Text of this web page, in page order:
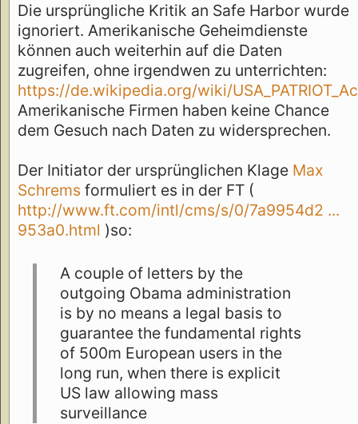
Die ursprüngliche Kritik an Safe Harbor wurde
ignoriert. Amerikanische Geheimdienste
können auch weiterhin auf die Daten
zugreifen, ohne irgendwen zu unterrichten:
https://de.wikipedia.org/wiki/
Amerikanische Firmen haben keine Chance
dem Gesuch nach Daten zu widersprechen.
Der Initiator der ursprünglichen Klage Max
Schrems formuliert es in der FT (
http://www.ft.com/intl/cms/s/0/7a9954d2 ...
953a0.html )so:
A couple of letters by the
outgoing Obama administration
is by no means a legal basis to
guarantee the fundamental rights
of 500m European users in the
long run, when there is explicit
US law allowing mass
surveillance